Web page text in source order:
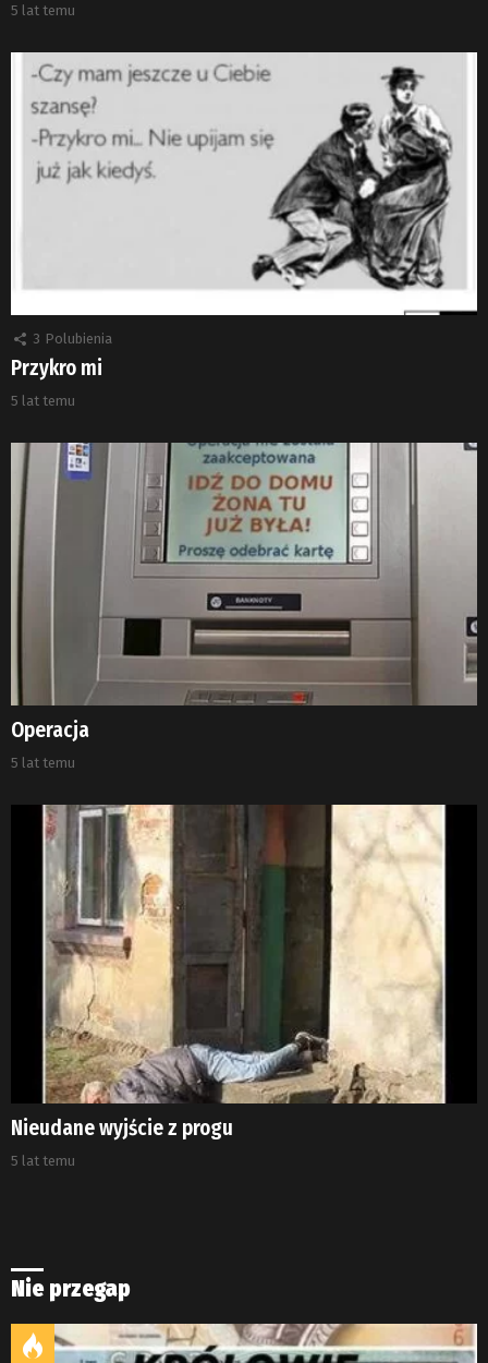
5 lat temu
3 Polubienia
Przykro mi
5 lat temu
Operacja
5 lat temu
Nieudane wyjście z progu
5 lat temu
Nie przegap